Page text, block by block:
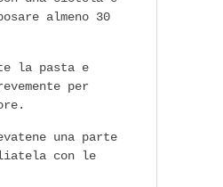
almeno 30
la pasta e
per
una parte
con le